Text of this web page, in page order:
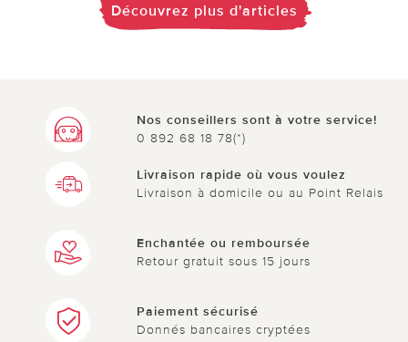
Découvrez plus d'articles
Nos conseillers sont à votre service!
0 892 68 18 78(*)
Livraison rapide où vous voulez
Livraison à domicile ou au Point Relais
Enchantée ou remboursée
Retour gratuit sous 15 jours
Paiement sécurisé
Donnés bancaires cryptées